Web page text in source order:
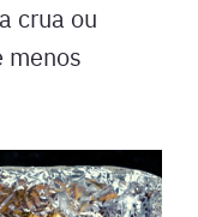
crua ou
menos